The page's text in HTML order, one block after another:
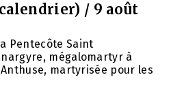
/ 9 août
Pentecôte Saint
mégalomartyr à
martyrisée pour les